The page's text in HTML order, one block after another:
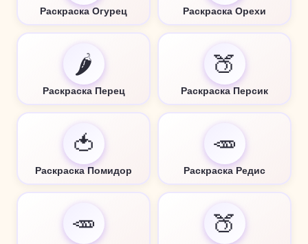
Раскраска Огурец Раскраска Орехи
🌶️
Раскраска Перец
🍑
Раскраска Персик
🍅
Раскраска Помидор
🥕
Раскраска Редис
🥕 🍑